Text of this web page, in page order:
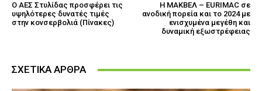
Ο ΑΕΣ Στυλίδας προσφέρει τις
υψηλότερες δυνατές τιμές
στην κονσερβολιά (Πίνακες)
Η ΜΑΚΒΕΛ – EURIMAC σε
ανοδική πορεία και το 2024 με
ενισχυμένα μεγέθη και
δυναμική εξωστρέφειας
ΣΧΕΤΙΚΑ ΑΡΘΡΑ